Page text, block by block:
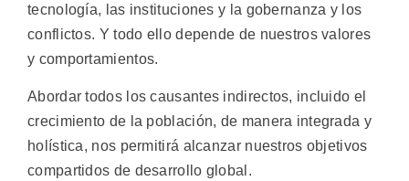
tecnología, las instituciones y la gobernanza y los
conflictos. Y todo ello depende de nuestros valores
y comportamientos.
Abordar todos los causantes indirectos, incluido el
crecimiento de la población, de manera integrada y
holística, nos permitirá alcanzar nuestros objetivos
compartidos de desarrollo global.